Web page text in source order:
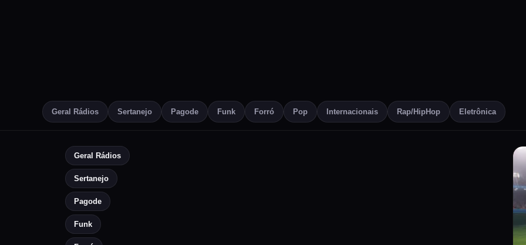
Geral Rádios Sertanejo Pagode Funk Forró Pop Internacionais Rap/HipHop Eletrônica
Geral Rádios
Sertanejo
Pagode
Funk